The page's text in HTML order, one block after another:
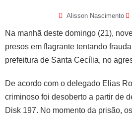
Alisson Nascimento
Na manhã deste domingo (21),
presos em flagrante tentando
prefeitura de Santa Cecília, no
De acordo com o delegado Elias
criminoso foi desoberto a partir de
Disk 197. No momento da prisão,